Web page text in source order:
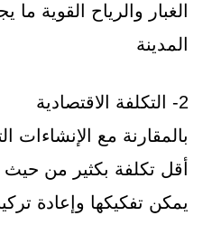
الغبار والرياح القوية ما
المدينة
2- التكلفة الاقتصادية
بالمقارنة مع الإنشاءات
أقل تكلفة بكثير من حيث
يمكن تفكيكها وإعادة